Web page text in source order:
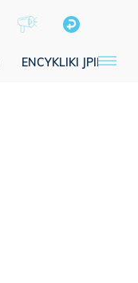
ENCYKLIKI JPII